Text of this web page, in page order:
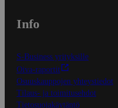
Info
S-Business yrityksille
Oiva-raportit
Osuuskauppojen yhteystiedot
Tilaus- ja toimitusehdot
Tietosuojakäytäntö